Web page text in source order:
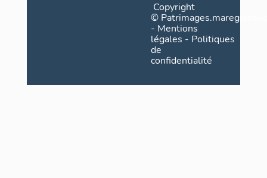
Copyright
©
- Mentions
légales - Politiques
de
confidentialité